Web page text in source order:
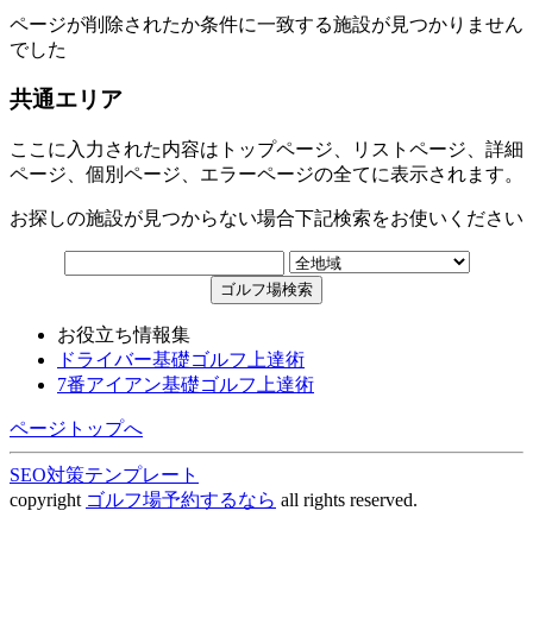
ページが削除されたか条件に一致する施設が見つかりません
でした
共通エリア
ここに入力された内容はトップページ、リストページ、詳細
ページ、個別ページ、エラーページの全てに表示されます。
お探しの施設が見つからない場合下記検索をお使いください
お役立ち情報集
ドライバー基礎ゴルフ上達術
7番アイアン基礎ゴルフ上達術
ページトップへ
SEO対策テンプレート
copyright ゴルフ場予約するなら all rights reserved.